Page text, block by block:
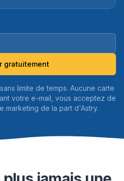
gratuitement
limite de temps. Aucune carte
votre e-mail, vous acceptez de
marketing de la part d'Astry.